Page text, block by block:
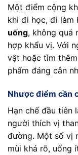
Một điểm cộng
khi đi học, đi làm
uống, không quá
hợp khẩu vị. Với
vật hoặc tìm
phẩm đáng cân
Nhược điểm cần
Hạn chế đầu tiên
người thích vị
đường. Một số vị
mùi khá rõ, uống